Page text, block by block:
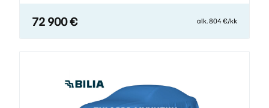
72 900 € alk. 804 €/kk